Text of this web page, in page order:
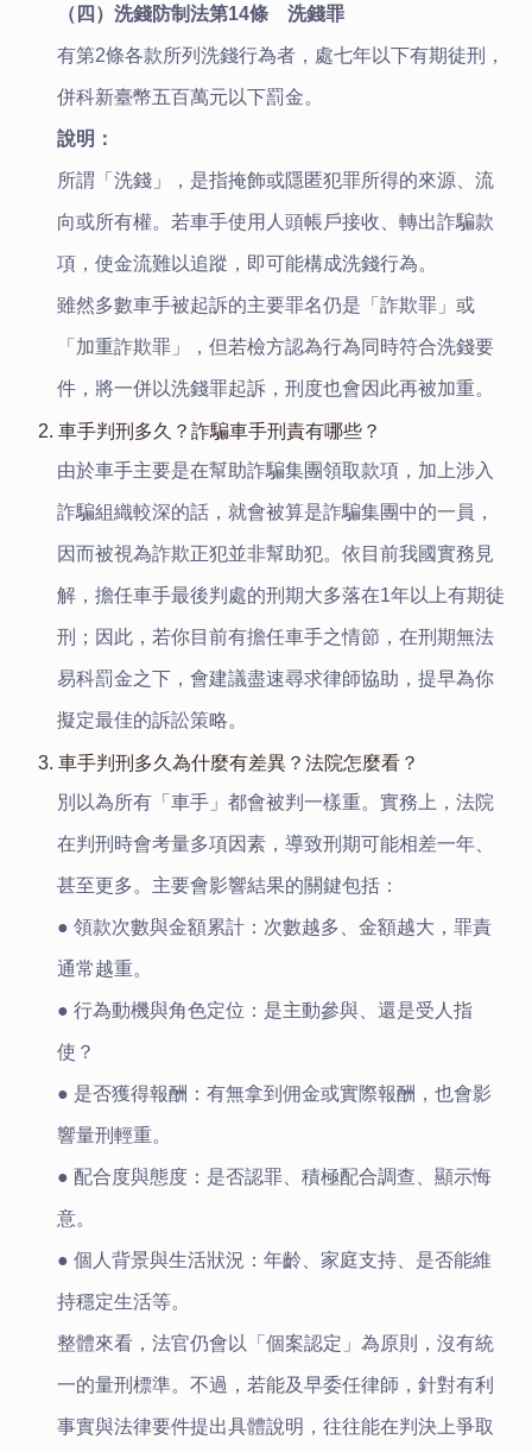
（四）洗錢防制法第14條 洗錢罪
有第2條各款所列洗錢行為者，處七年以下有期徒刑，
併科新臺幣五百萬元以下罰金。
說明：
所謂「洗錢」，是指掩飾或隱匿犯罪所得的來源、流
向或所有權。若車手使用人頭帳戶接收、轉出詐騙款
項，使金流難以追蹤，即可能構成洗錢行為。
雖然多數車手被起訴的主要罪名仍是「詐欺罪」或
「加重詐欺罪」，但若檢方認為行為同時符合洗錢要
件，將一併以洗錢罪起訴，刑度也會因此再被加重。
2. 車手判刑多久？詐騙車手刑責有哪些？
由於車手主要是在幫助詐騙集團領取款項，加上涉入
詐騙組織較深的話，就會被算是詐騙集團中的一員，
因而被視為詐欺正犯並非幫助犯。依目前我國實務見
解，擔任車手最後判處的刑期大多落在1年以上有期徒
刑；因此，若你目前有擔任車手之情節，在刑期無法
易科罰金之下，會建議盡速尋求律師協助，提早為你
擬定最佳的訴訟策略。
3. 車手判刑多久為什麼有差異？法院怎麼看？
別以為所有「車手」都會被判一樣重。實務上，法院
在判刑時會考量多項因素，導致刑期可能相差一年、
甚至更多。主要會影響結果的關鍵包括：
● 領款次數與金額累計：次數越多、金額越大，罪責
通常越重。
● 行為動機與角色定位：是主動參與、還是受人指
使？
● 是否獲得報酬：有無拿到佣金或實際報酬，也會影
響量刑輕重。
● 配合度與態度：是否認罪、積極配合調查、顯示悔
意。
● 個人背景與生活狀況：年齡、家庭支持、是否能維
持穩定生活等。
整體來看，法官仍會以「個案認定」為原則，沒有統
一的量刑標準。不過，若能及早委任律師，針對有利
事實與法律要件提出具體說明，往往能在判決上爭取